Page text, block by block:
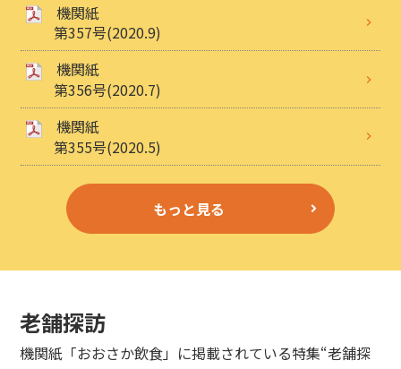
機関紙
第357号(2020.9)
機関紙
第356号(2020.7)
機関紙
第355号(2020.5)
もっと見る
老舗探訪
機関紙「おおさか飲食」に掲載されている特集“老舗探